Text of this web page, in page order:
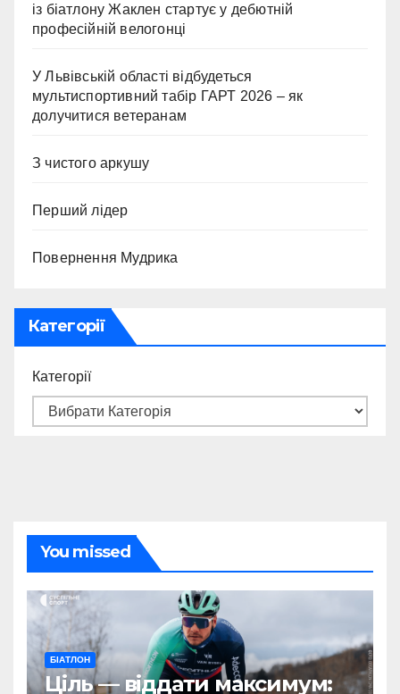
із біатлону Жаклен стартує у дебютній
професійній велогонці
У Львівській області відбудеться
мультиспортивний табір ГАРТ 2026 – як
долучитися ветеранам
З чистого аркушу
Перший лідер
Повернення Мудрика
Категорії
Категорії
You missed
БІАТЛОН
Ціль — віддати максимум: